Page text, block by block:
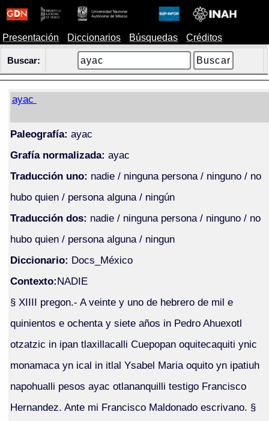
Presentación Diccionarios Búsquedas Créditos
Buscar:
ayac
Paleografía: ayac
Grafía normalizada: ayac
Traducción uno: nadie / ninguna persona / ninguno / no
hubo quien / persona alguna / ningún
Traducción dos: nadie / ninguna persona / ninguno / no
hubo quien / persona alguna / ningun
Diccionario: Docs_México
Contexto:NADIE
§ XIIII pregon.- A veinte y uno de hebrero de mil e
quinientos e ochenta y siete años in Pedro Ahuexotl
otzatzic in ipan tlaxillacalli Cuepopan oquitecaquiti ynic
monamaca yn ical in itlal Ysabel Maria oquito yn ipatiuh
napohualli pesos ayac otlananquilli testigo Francisco
Hernandez. Ante mi Francisco Maldonado escrivano. §